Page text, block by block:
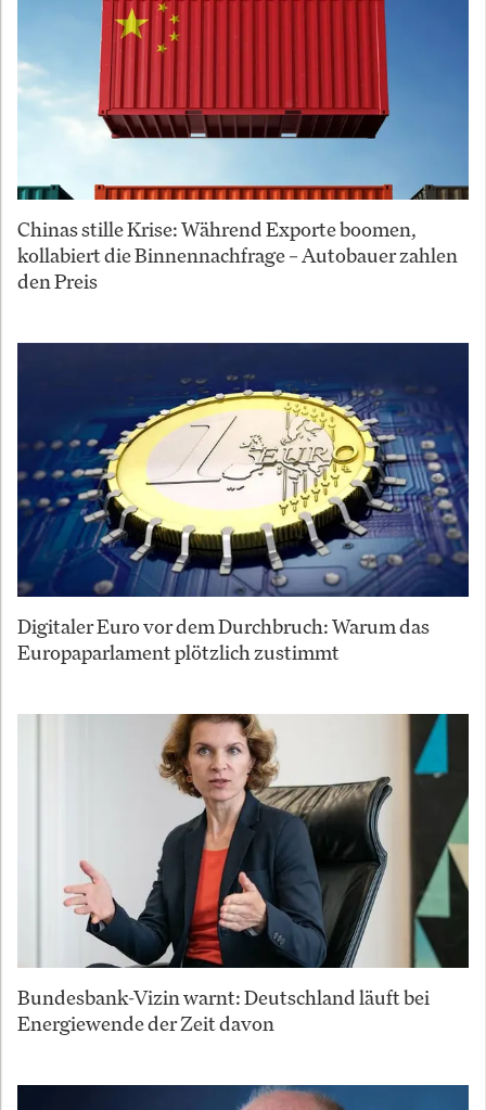
Chinas stille Krise: Während Exporte boomen,
kollabiert die Binnennachfrage – Autobauer zahlen
den Preis
Digitaler Euro vor dem Durchbruch: Warum das
Europaparlament plötzlich zustimmt
Bundesbank-Vizin warnt: Deutschland läuft bei
Energiewende der Zeit davon